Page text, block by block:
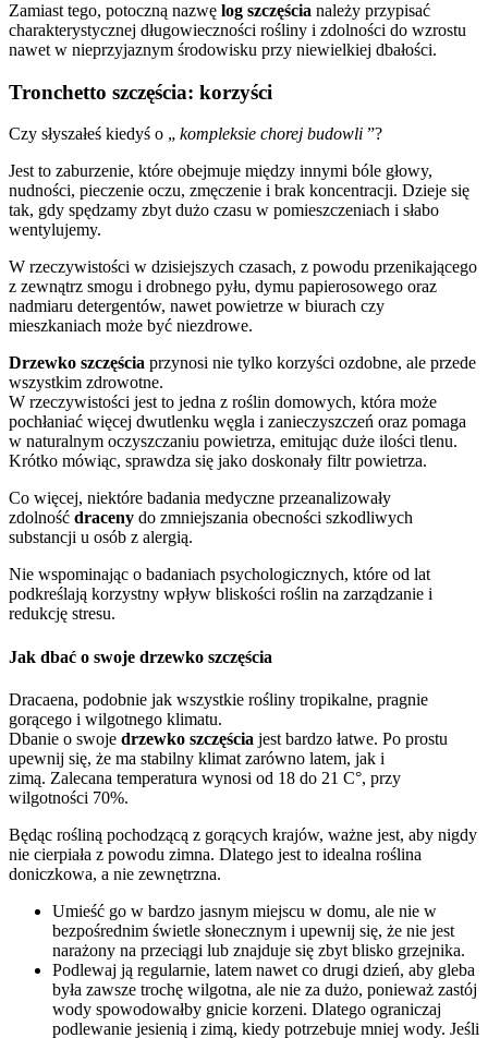
Zamiast tego, potoczną nazwę log szczęścia należy przypisać
charakterystycznej długowieczności rośliny i zdolności do wzrostu
nawet w nieprzyjaznym środowisku przy niewielkiej dbałości.
Tronchetto szczęścia: korzyści
Czy słyszałeś kiedyś o „ kompleksie chorej budowli ”?
Jest to zaburzenie, które obejmuje między innymi bóle głowy,
nudności, pieczenie oczu, zmęczenie i brak koncentracji. Dzieje się
tak, gdy spędzamy zbyt dużo czasu w pomieszczeniach i słabo
wentylujemy.
W rzeczywistości w dzisiejszych czasach, z powodu przenikającego
z zewnątrz smogu i drobnego pyłu, dymu papierosowego oraz
nadmiaru detergentów, nawet powietrze w biurach czy
mieszkaniach może być niezdrowe.
Drzewko szczęścia przynosi nie tylko korzyści ozdobne, ale przede
wszystkim zdrowotne.
W rzeczywistości jest to jedna z roślin domowych, która może
pochłaniać więcej dwutlenku węgla i zanieczyszczeń oraz pomaga
w naturalnym oczyszczaniu powietrza, emitując duże ilości tlenu.
Krótko mówiąc, sprawdza się jako doskonały filtr powietrza.
Co więcej, niektóre badania medyczne przeanalizowały
zdolność draceny do zmniejszania obecności szkodliwych
substancji u osób z alergią.
Nie wspominając o badaniach psychologicznych, które od lat
podkreślają korzystny wpływ bliskości roślin na zarządzanie i
redukcję stresu.
Jak dbać o swoje drzewko szczęścia
Dracaena, podobnie jak wszystkie rośliny tropikalne, pragnie
gorącego i wilgotnego klimatu.
Dbanie o swoje drzewko szczęścia jest bardzo łatwe. Po prostu
upewnij się, że ma stabilny klimat zarówno latem, jak i
zimą. Zalecana temperatura wynosi od 18 do 21 C°, przy
wilgotności 70%.
Będąc rośliną pochodzącą z gorących krajów, ważne jest, aby nigdy
nie cierpiała z powodu zimna. Dlatego jest to idealna roślina
doniczkowa, a nie zewnętrzna.
Umieść go w bardzo jasnym miejscu w domu, ale nie w
bezpośrednim świetle słonecznym i upewnij się, że nie jest
narażony na przeciągi lub znajduje się zbyt blisko grzejnika.
Podlewaj ją regularnie, latem nawet co drugi dzień, aby gleba
była zawsze trochę wilgotna, ale nie za dużo, ponieważ zastój
wody spowodowałby gnicie korzeni. Dlatego ograniczaj
podlewanie jesienią i zimą, kiedy potrzebuje mniej wody. Jeśli